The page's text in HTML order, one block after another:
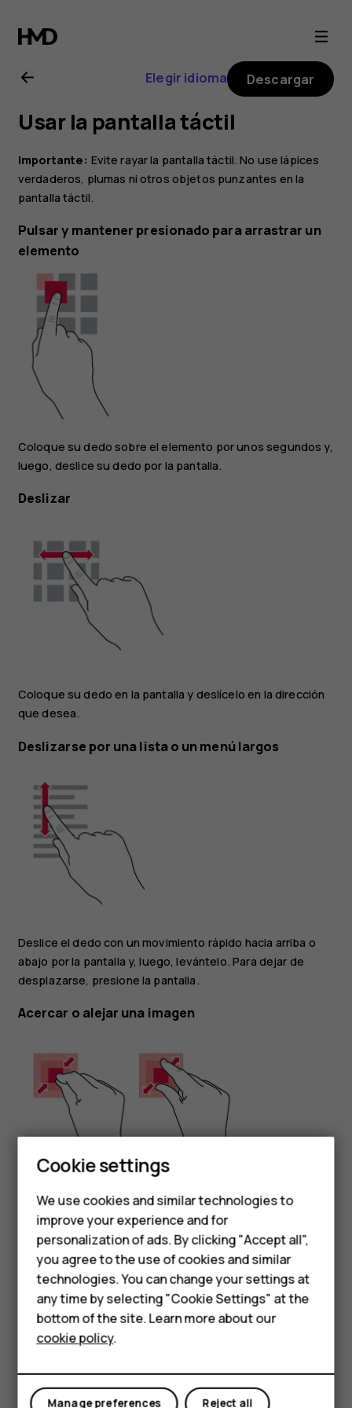
Guía
del
usuario
de
Nokia
4.2
Smartphones
Feature phones
Phones for kids
Accessories
HMD Terra M
For business
Tablets
Elegir idioma Descargar
Usar la pantalla táctil
Importante: Evite rayar la pantalla táctil. No use lápices
verdaderos, plumas ni otros objetos punzantes en la
pantalla táctil.
Pulsar y mantener presionado para arrastrar un
elemento
Coloque su dedo sobre el elemento por unos segundos y,
luego, deslice su dedo por la pantalla.
Deslizar
Coloque su dedo en la pantalla y deslícelo en la dirección
que desea.
Deslizarse por una lista o un menú largos
Deslice el dedo con un movimiento rápido hacia arriba o
abajo por la pantalla y, luego, levántelo. Para dejar de
desplazarse, presione la pantalla.
Acercar o alejar una imagen
Coloque dos dedos sobre un elemento, como un mapa,
una foto o una página web, y sepárelos o júntelos.
Bloquear la orientación de la pantalla
La pantalla gira automáticamente cuando gira el teléfono
en 90 grados.
Para fijar la pantalla en modo de retrato, deslice hacia
Girar automáticamente.
Cookie settings
We use cookies and similar technologies to
improve your experience and for
personalization of ads. By clicking "Accept all",
you agree to the use of cookies and similar
technologies. You can change your settings at
any time by selecting "Cookie Settings" at the
bottom of the site. Learn more about our
cookie policy.
Reject all
Manage preferences